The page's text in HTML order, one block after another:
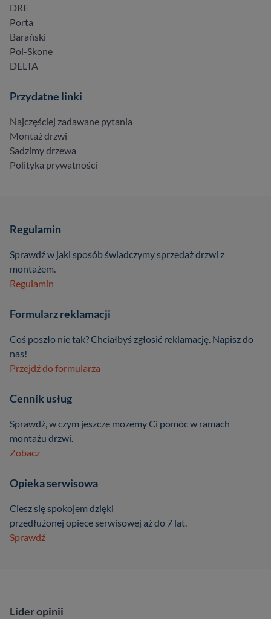
DRE
Porta
Barański
Pol-Skone
DELTA
Przydatne linki
Najczęściej zadawane pytania
Montaż drzwi
Sadzimy drzewa
Polityka prywatności
Regulamin
Sprawdź w jaki sposób świadczymy sprzedaż drzwi z
montażem.
Regulamin
Formularz reklamacji
Coś poszło nie tak? Chciałbyś zgłosić reklamację. Napisz do
nas!
Przejdź do formularza
Cennik usług
Sprawdź, w czym jeszcze mozemy Ci pomóc w ramach
montażu drzwi.
Zobacz
Opieka serwisowa
Ciesz się spokojem dzięki
przedłużonej opiece serwisowej aż do 7 lat.
Sprawdź
Lider opinii